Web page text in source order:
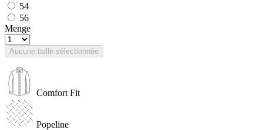
54
56
Menge
Aucune taille sélectionnée
Comfort Fit
Popeline